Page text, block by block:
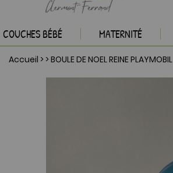
COUCHES BÉBÉ MATERNITÉ
Accueil > >BOULE DE NOEL REINE PLAYMOBIL